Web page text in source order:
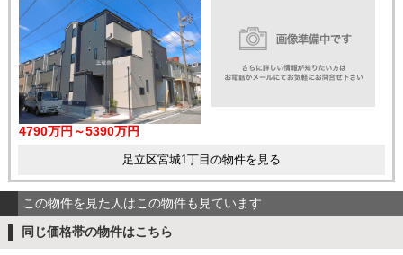
4790万円～5390万円
足立区宮城1丁目の物件を見る
この物件を見た人はこの物件も見ています
同じ価格帯の物件はこちら